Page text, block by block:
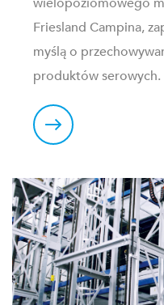
Friesland Campina,
myślą o
produktów serowych.